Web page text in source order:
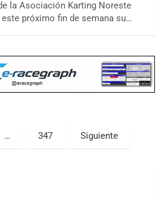
la Asociación Karting Noreste
próximo fin de semana su…
… 347 Siguiente
- F1